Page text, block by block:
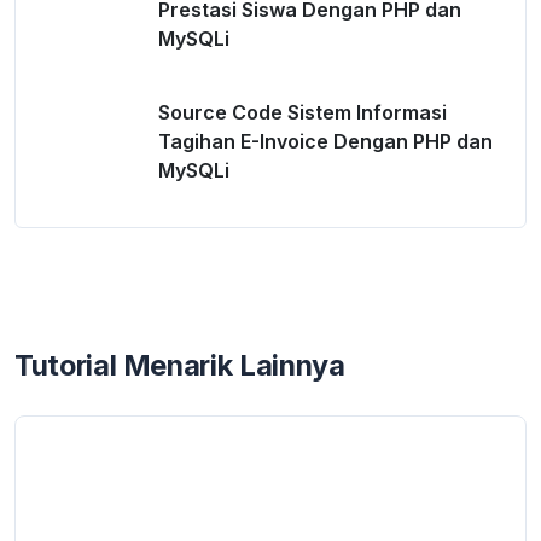
Prestasi Siswa Dengan PHP dan
MySQLi
Source Code Sistem Informasi
Tagihan E-Invoice Dengan PHP dan
MySQLi
Tutorial Menarik Lainnya